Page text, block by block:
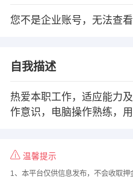
您不是企业账号，无法查看
自我描述
热爱本职工作，适应能力
作意识，电脑操作熟练，
温馨提示
1、本平台仅供信息发布，不会收取押